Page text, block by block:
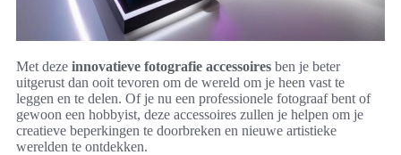
Met deze innovatieve fotografie accessoires ben je beter
uitgerust dan ooit tevoren om de wereld om je heen vast te
leggen en te delen. Of je nu een professionele fotograaf bent of
gewoon een hobbyist, deze accessoires zullen je helpen om je
creatieve beperkingen te doorbreken en nieuwe artistieke
werelden te ontdekken.